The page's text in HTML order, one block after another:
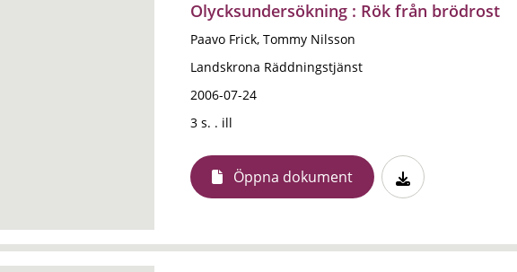
Olycksundersökning : Rök från brödrost
Paavo Frick, Tommy Nilsson
Landskrona Räddningstjänst
2006-07-24
3 s. . ill
Öppna dokument